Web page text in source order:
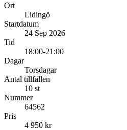
Ort
Lidingö
Startdatum
24 Sep 2026
Tid
18:00-21:00
Dagar
Torsdagar
Antal tillfällen
10 st
Nummer
64562
Pris
4 950 kr